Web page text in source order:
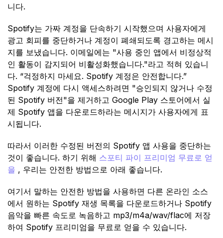
니다.
Spotify는 가짜 계정을 단속하기 시작했으며 사용자에게
광고 회피를 중단하거나 계정이 폐쇄되도록 경고하는 메시
지를 보냈습니다. 이메일에는 "사용 중인 앱에서 비정상적
인 활동이 감지되어 비활성화했습니다."라고 적혀 있습니
다. “걱정하지 마세요. Spotify 계정은 안전합니다.”
Spotify 계정에 다시 액세스하려면 "승인되지 않거나 수정
된 ​​Spotify 버전"을 제거하고 Google Play 스토어에서 실
제 Spotify 앱을 다운로드하라는 메시지가 사용자에게 표
시됩니다.
따라서 이러한 수정된 버전의 Spotify 앱 사용을 중단하는
것이 좋습니다. 하기 위해 스포티 파이 프리미엄 무료로 얻
을 , 우리는 안전한 방법으로 아래 좋습니다.
여기서 말하는 안전한 방법을 사용하면 다른 온라인 소스
에서 원하는 Spotify 재생 목록을 다운로드하거나 Spotify
음악을 빠른 속도로 녹음하고 mp3/m4a/wav/flac에 저장
하여 Spotify 프리미엄을 무료로 얻을 수 있습니다.